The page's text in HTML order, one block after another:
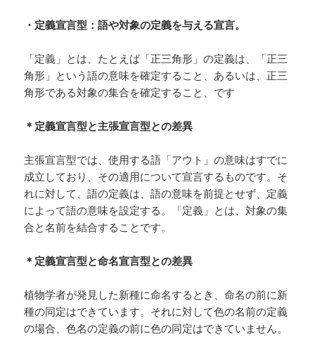
・定義宣言型：語や対象の定義を与える宣言。
「定義」とは、たとえば「正三角形」の定義は、「正三
角形」という語の意味を確定すること、あるいは、正三
角形である対象の集合を確定すること、です
＊定義宣言型と主張宣言型との差異
主張宣言型では、使用する語「アウト」の意味はすでに
成立しており、その適用について宣言するものです。そ
れに対して、語の定義は、語の意味を前提とせず、定義
によって語の意味を設定する。「定義」とは、対象の集
合と名前を結合することです。
＊定義宣言型と命名宣言型との差異
植物学者が発見した新種に命名するとき、命名の前に新
種の同定はできています。それに対して色の名前の定義
の場合、色名の定義の前に色の同定はできていません。